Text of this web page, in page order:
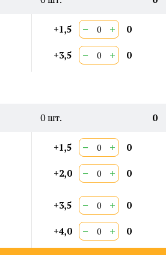
+1,5 − + 0
+3,5 − + 0
0шт. 0
+1,5 − + 0
+2,0 − + 0
+3,5 − + 0
+4,0 − + 0